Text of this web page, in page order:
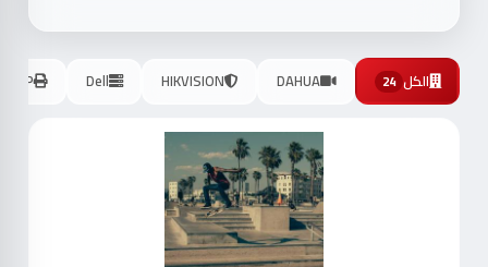
الكل 24
DAHUA
HIKVISION
Dell
HP